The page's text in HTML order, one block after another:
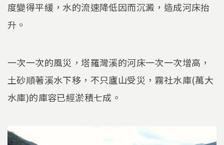
度變得平緩，水的流速降低因而沉澱，造成河床抬
升。
一次一次的風災，塔羅灣溪的河床一次一次增高，
土砂順著溪水下移，不只廬山受災，霧社水庫(萬大
水庫)的庫容已經淤積七成。